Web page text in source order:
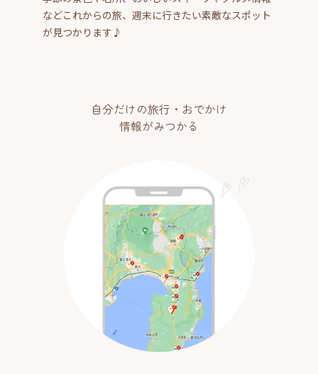
などこれからの旅、週末に行きたい素敵なスポット
が見つかります♪
自分だけの旅行・おでかけ
情報がみつかる